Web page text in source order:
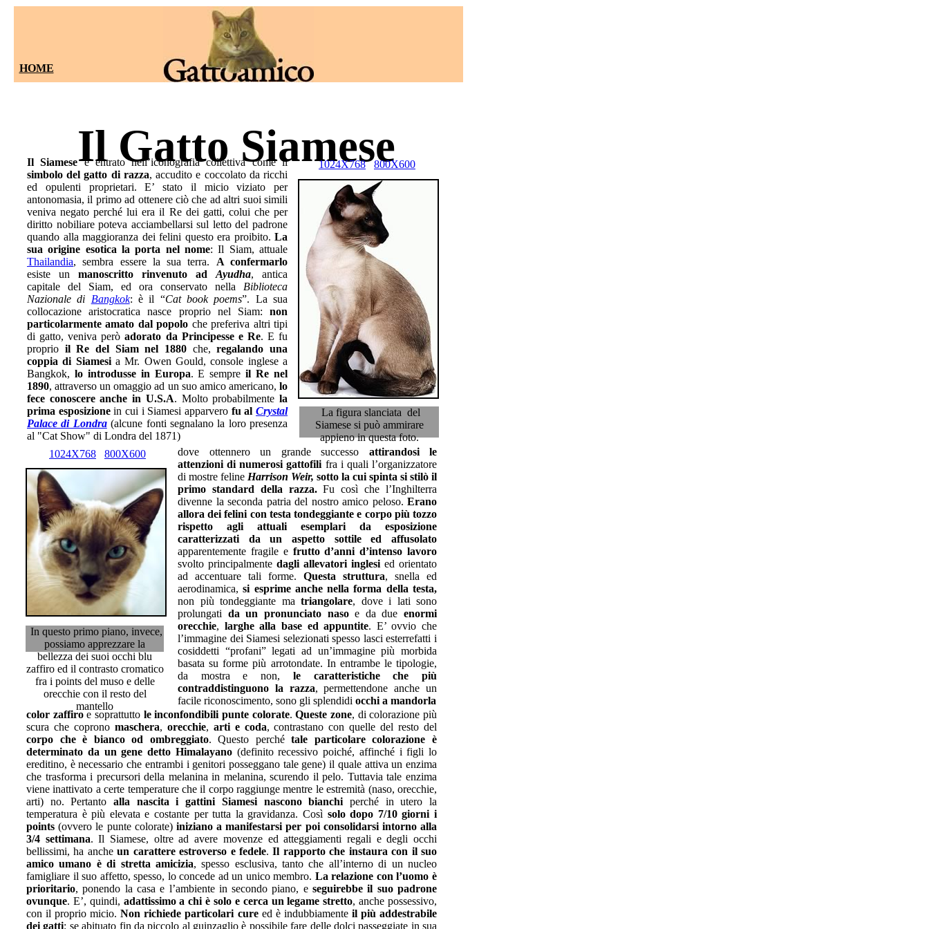
Il Gatto Siamese
Il Siameseè entrato nell’iconografia collettiva come il
simbolo del gatto di razza, accudito e coccolato da ricchi
ed opulenti proprietari. E’ stato il micio viziato per
antonomasia, il primo ad ottenere ciò che ad altri suoi simili
veniva negato perché lui era il Re dei gatti, colui che per
diritto nobiliare poteva acciambellarsi sul letto del padrone
quando alla maggioranza dei felini questo era proibito. La
sua origine esotica la porta nel nome: Il Siam, attuale
Thailandia, sembra essere la sua terra. A confermarlo
esiste un manoscritto rinvenuto ad Ayudha, antica
capitale del Siam, ed ora conservato nella Biblioteca
Nazionale di Bangkok: è il “Cat book poems”. La sua
collocazione aristocratica nasce proprio nel Siam: non
particolarmente amato dal popolo che preferiva altri tipi
di gatto, veniva peròadorato da Principesse e Re. E fu
proprio il Re del Siam nel 1880 che,regalando una
coppia di Siamesia Mr. Owen Gould, console inglese a
Bangkok, lo introdusse in Europa. E sempreil Re nel
1890, attraverso un omaggio ad un suo amico americano, lo
fece conoscere anche in U.S.A. Molto probabilmente la
prima esposizionein cui i Siamesi apparvero fu al Crystal
Palace di Londra(alcune fonti segnalano la loro presenza
al "Cat Show" di Londra del 1871)
dove ottennero un grande successo attirandosi le
attenzioni di numerosi gattofili fra i quali l’organizzatore
di mostre feline Harrison Weir, sotto la cui spinta si stilò il
primo standard della razza.Fu così che l’Inghilterra
divenne la seconda patria del nostro amico peloso. Erano
allora dei felini con testa tondeggiante e corpo più tozzo
rispetto agli attuali esemplari da esposizione
caratterizzati da un aspetto sottile ed affusolato
apparentemente fragile e frutto d’anni d’intenso lavoro
svolto principalmente dagli allevatori inglesi ed orientato
ad accentuare tali forme. Questa struttura, snella ed
aerodinamica,si esprime anche nella forma della testa,
non più tondeggiante ma triangolare, dove i lati sono
prolungati da un pronunciato nasoe da due enormi
orecchie, larghe alla base ed appuntite. E’ ovvio che
l’immagine dei Siamesi selezionati spesso lasci esterrefatti i
cosiddetti “profani” legati ad un’immagine più morbida
basata su forme più arrotondate. In entrambe le tipologie,
da mostra e non, le caratteristiche che più
contraddistinguono la razza, permettendone anche un
facile riconoscimento, sono gli splendidi occhi a mandorla
1024X768 800X600
La figura slanciata del
Siamese si può ammirare
appieno in questa foto.
1024X768
800X600
In questo primo piano, invece,
possiamo apprezzare la
bellezza dei suoi occhi blu
zaffiro ed il contrasto cromatico
fra i points del muso e delle
orecchie con il resto del
mantello
color zaffiroe soprattutto le inconfondibili punte colorate.Queste zone, di colorazione più
scura che coprono maschera, orecchie, arti e coda, contrastano con quelle del resto del
corpo che è bianco od ombreggiato. Questo perchétale particolare colorazione è
determinato da un gene detto Himalayano(definito recessivo poiché, affinché i figli lo
ereditino, è necessario che entrambi i genitori posseggano tale gene) il quale attiva un enzima
che trasforma i precursori della melanina in melanina, scurendo il pelo. Tuttavia tale enzima
viene inattivato a certe temperature che il corpo raggiunge mentre le estremità (naso, orecchie,
arti) no. Pertantoalla nascita i gattini Siamesi nascono bianchi perché in utero la
temperatura è più elevata e costante per tutta la gravidanza. Così solo dopo 7/10 giorni i
points(ovvero le punte colorate)iniziano a manifestarsi per poi consolidarsi intorno alla
3/4 settimana. Il Siamese, oltre ad avere movenze ed atteggiamenti regali e degli occhi
bellissimi, ha ancheun carattere estroverso e fedele.Il rapporto che instaura con il suo
amico umano è di stretta amicizia, spesso esclusiva, tanto che all’interno di un nucleo
famigliare il suo affetto, spesso, lo concede ad un unico membro. La relazione con l’uomo è
prioritario, ponendo la casa e l’ambiente in secondo piano, eseguirebbe il suo padrone
ovunque. E’, quindi, adattissimo a chi è solo e cerca un legame stretto, anche possessivo,
con il proprio micio.Non richiede particolari cureed è indubbiamente il più addestrabile
dei gatti: se abituato fin da piccolo al guinzaglio è possibile fare delle dolci passeggiate in sua
HOME